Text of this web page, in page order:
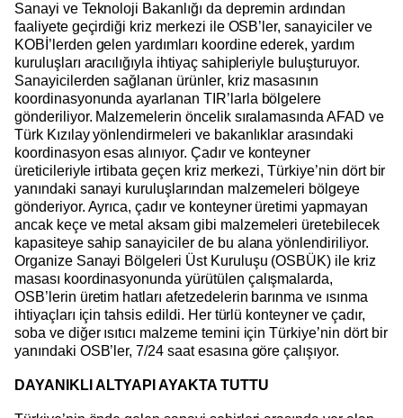
Sanayi ve Teknoloji Bakanlığı da depremin ardından
faaliyete geçirdiği kriz merkezi ile OSB’ler, sanayiciler ve
KOBİ’lerden gelen yardımları koordine ederek, yardım
kuruluşları aracılığıyla ihtiyaç sahipleriyle buluşturuyor.
Sanayicilerden sağlanan ürünler, kriz masasının
koordinasyonunda ayarlanan TIR’larla bölgelere
gönderiliyor. Malzemelerin öncelik sıralamasında AFAD ve
Türk Kızılay yönlendirmeleri ve bakanlıklar arasındaki
koordinasyon esas alınıyor. Çadır ve konteyner
üreticileriyle irtibata geçen kriz merkezi, Türkiye’nin dört bir
yanındaki sanayi kuruluşlarından malzemeleri bölgeye
gönderiyor. Ayrıca, çadır ve konteyner üretimi yapmayan
ancak keçe ve metal aksam gibi malzemeleri üretebilecek
kapasiteye sahip sanayiciler de bu alana yönlendiriliyor.
Organize Sanayi Bölgeleri Üst Kuruluşu (OSBÜK) ile kriz
masası koordinasyonunda yürütülen çalışmalarda,
OSB’lerin üretim hatları afetzedelerin barınma ve ısınma
ihtiyaçları için tahsis edildi. Her türlü konteyner ve çadır,
soba ve diğer ısıtıcı malzeme temini için Türkiye’nin dört bir
yanındaki OSB’ler, 7/24 saat esasına göre çalışıyor.
DAYANIKLI ALTYAPI AYAKTA TUTTU